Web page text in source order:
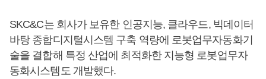
SKC&C는 회사가 보유한 인공지능, 클라우드, 빅데이터
바탕 종합디지털시스템 구축 역량에 로봇업무자동화기
술을 결합해 특정 산업에 최적화한 지능형 로봇업무자
동화시스템도 개발했다.